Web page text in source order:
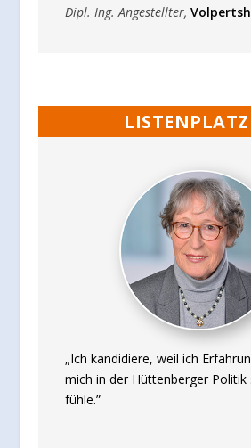
Dipl. Ing. Angestellter,
„Ich kandidiere, weil ich
mich in der Hüttenberger Politik
fühle.”